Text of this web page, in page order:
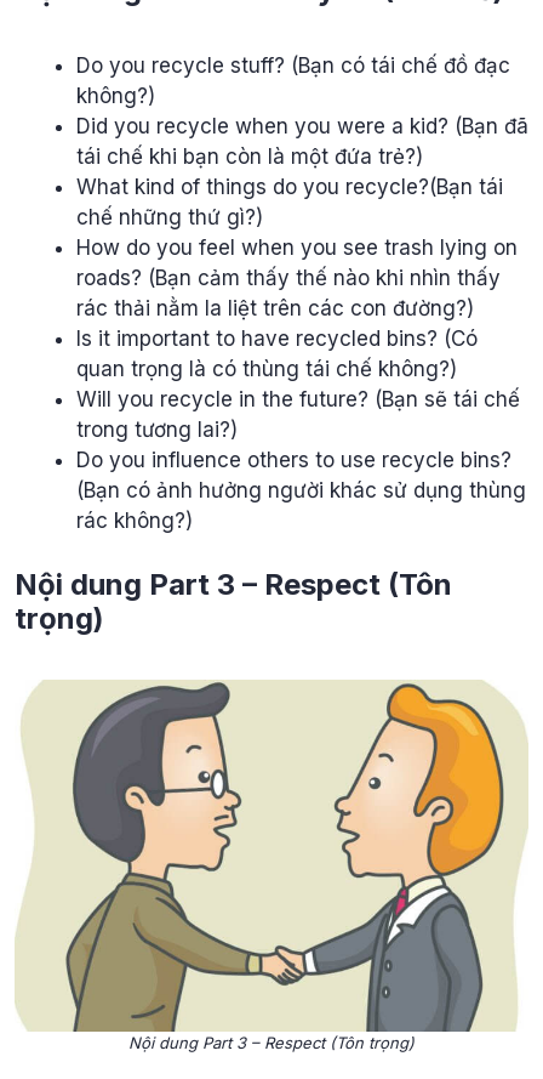
Do you recycle stuff? (Bạn có tái chế đồ đạc
không?)
Did you recycle when you were a kid? (Bạn đã
tái chế khi bạn còn là một đứa trẻ?)
What kind of things do you recycle?(Bạn tái
chế những thứ gì?)
How do you feel when you see trash lying on
roads? (Bạn cảm thấy thế nào khi nhìn thấy
rác thải nằm la liệt trên các con đường?)
Is it important to have recycled bins? (Có
quan trọng là có thùng tái chế không?)
Will you recycle in the future? (Bạn sẽ tái chế
trong tương lai?)
Do you influence others to use recycle bins?
(Bạn có ảnh hưởng người khác sử dụng thùng
rác không?)
Nội dung Part 3 – Respect (Tôn
trọng)
Nội dung Part 3 – Respect (Tôn trọng)